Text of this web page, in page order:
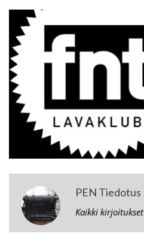
PEN Tiedotus
Kaikki kirjoitukset